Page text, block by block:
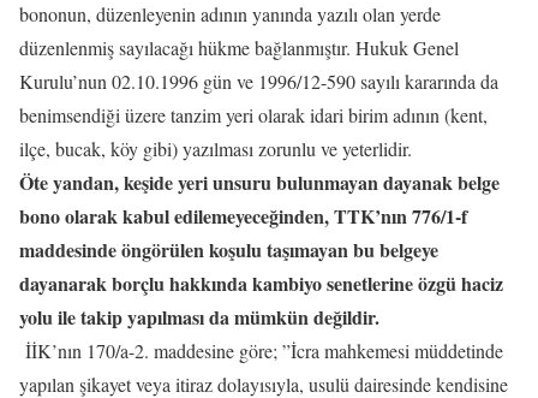
bononun, düzenleyenin adının yanında yazılı olan yerde
düzenlenmiş sayılacağı hükme bağlanmıştır. Hukuk Genel
Kurulu’nun 02.10.1996 gün ve 1996/12-590 sayılı kararında da
benimsendiği üzere tanzim yeri olarak idari birim adının (kent,
ilçe, bucak, köy gibi) yazılması zorunlu ve yeterlidir.
Öte yandan, keşide yeri unsuru bulunmayan dayanak belge
bono olarak kabul edilemeyeceğinden, TTK’nın 776/1-f
maddesinde öngörülen koşulu taşımayan bu belgeye
dayanarak borçlu hakkında kambiyo senetlerine özgü haciz
yolu ile takip yapılması da mümkün değildir.
İİK’nın 170/a-2. maddesine göre; ”İcra mahkemesi müddetinde
yapılan şikayet veya itiraz dolayısıyla, usulü dairesinde kendisine